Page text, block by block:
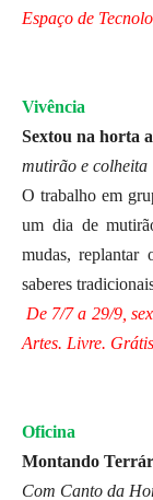
Espaço de
Vivência
Sextou na horta
mutirão e colheita
O trabalho em
um dia de
mudas, replantar
saberes
De 7/7 a 29/9,
Artes. Livre.
Oficina
Montando
Com Canto da